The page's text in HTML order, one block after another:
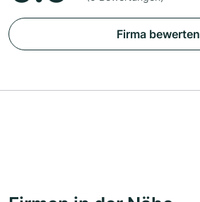
Firma bewerten